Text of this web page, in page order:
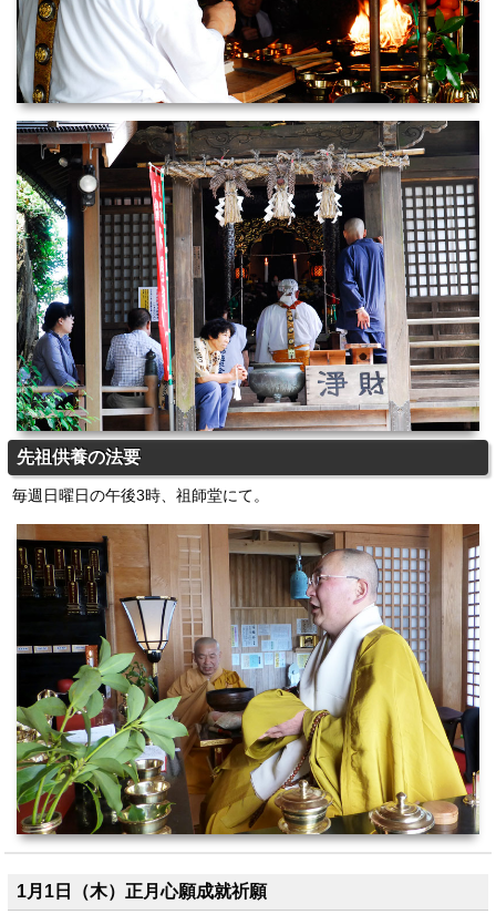
先祖供養の法要
毎週日曜日の午後3時、祖師堂にて。
1月1日（木）正月心願成就祈願